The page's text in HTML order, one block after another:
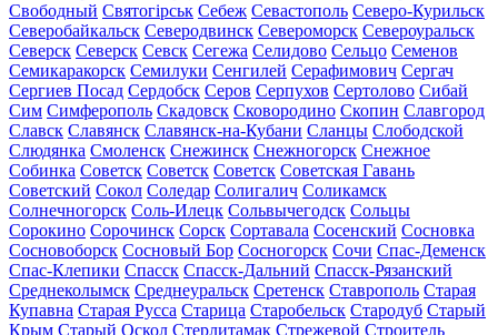
Свободный Святогірськ Себеж Севастополь Северо-Курильск
Северобайкальск Северодвинск Североморск Североуральск
Северск Северск Севск Сегежа Селидово Сельцо Семенов
Семикаракорск Семилуки Сенгилей Серафимович Сергач
Сергиев Посад Сердобск Серов Серпухов Сертолово Сибай
Сим Симферополь Скадовск Сковородино Скопин Славгород
Славск Славянск Славянск-на-Кубани Сланцы Слободской
Слюдянка Смоленск Снежинск Снежногорск Снежное
Собинка Советск Советск Советск Советская Гавань
Советский Сокол Соледар Солигалич Соликамск
Солнечногорск Соль-Илецк Сольвычегодск Сольцы
Сорокино Сорочинск Сорск Сортавала Сосенский Сосновка
Сосновоборск Сосновый Бор Сосногорск Сочи Спас-Деменск
Спас-Клепики Спасск Спасск-Дальний Спасск-Рязанский
Среднеколымск Среднеуральск Сретенск Ставрополь Старая
Купавна Старая Русса Старица Старобельск Стародуб Старый
Крым Старый Оскол Стерлитамак Стрежевой Строитель